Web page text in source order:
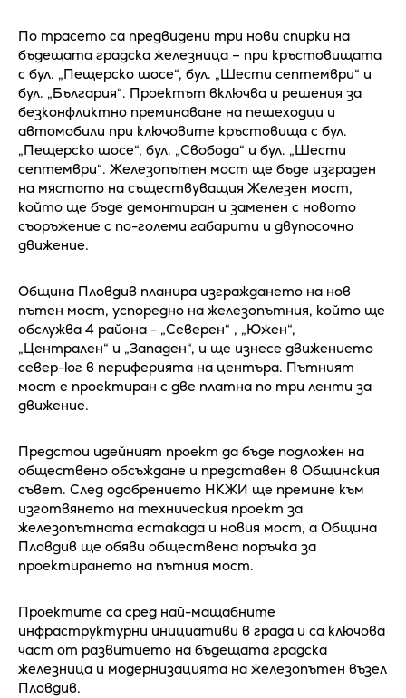
По трасето са предвидени три нови спирки на
бъдещата градска железница – при кръстовищата
с бул. „Пещерско шосе“, бул. „Шести септември“ и
бул. „България“. Проектът включва и решения за
безконфликтно преминаване на пешеходци и
автомобили при ключовите кръстовища с бул.
„Пещерско шосе“, бул. „Свобода“ и бул. „Шести
септември“. Железопътен мост ще бъде изграден
на мястото на съществуващия Железен мост,
който ще бъде демонтиран и заменен с новото
съоръжение с по-големи габарити и двупосочно
движение.
Община Пловдив планира изграждането на нов
пътен мост, успоредно на железопътния, който ще
обслужва 4 района - „Северен“ , „Южен“,
„Централен“ и „Западен“, и ще изнесе движението
север-юг в периферията на центъра. Пътният
мост е проектиран с две платна по три ленти за
движение.
Предстои идейният проект да бъде подложен на
обществено обсъждане и представен в Общинския
съвет. След одобрението НКЖИ ще премине към
изготвянето на техническия проект за
железопътната естакада и новия мост, а Община
Пловдив ще обяви обществена поръчка за
проектирането на пътния мост.
Проектите са сред най-мащабните
инфраструктурни инициативи в града и са ключова
част от развитието на бъдещата градска
железница и модернизацията на железопътен възел
Пловдив.